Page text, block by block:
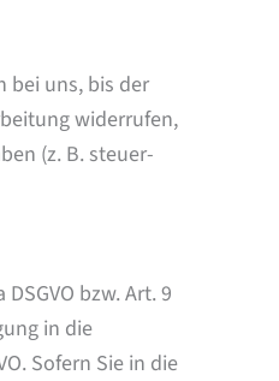
bei uns, bis der
widerrufen,
(z. B. steuer-
bzw. Art. 9
in die
Sofern Sie in die